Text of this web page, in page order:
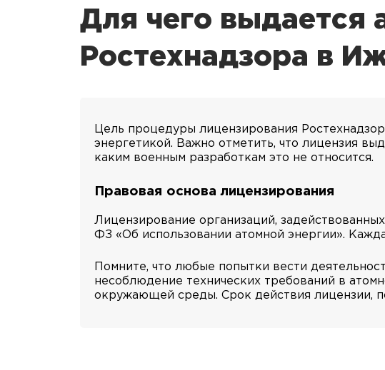
Для чего выдается
Ростехнадзора в
Цель процедуры лицензирования
энергетикой. Важно отметить, что лицензия
каким военным разработкам это не относится.
Правовая основа лицензирования
Лицензирование организаций,
ФЗ «Об использовании атомной энергии».
Помните, что любые попытки вести
несоблюдение технических требований в
окружающей среды. Срок действия лицензии,